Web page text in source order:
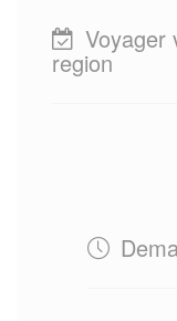
Voyager
region